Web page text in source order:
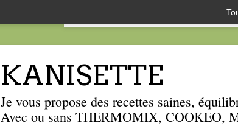
KANISETTE
Je vous propose des recettes saines,
Avec ou sans THERMOMIX, COOKEO,